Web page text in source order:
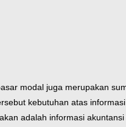
modal juga merupakan
kebutuhan atas
adalah informasi